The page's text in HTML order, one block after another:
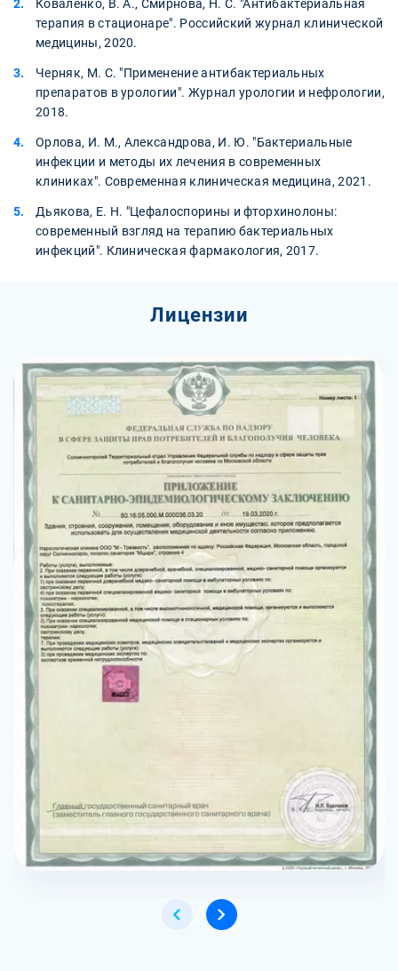
Коваленко, В. А., Смирнова, Н. С. "Антибактериальная
терапия в стационаре". Российский журнал клинической
медицины, 2020.
Черняк, М. С. "Применение антибактериальных
препаратов в урологии". Журнал урологии и нефрологии,
2018.
Орлова, И. М., Александрова, И. Ю. "Бактериальные
инфекции и методы их лечения в современных
клиниках". Современная клиническая медицина, 2021.
Дьякова, Е. Н. "Цефалоспорины и фторхинолоны:
современный взгляд на терапию бактериальных
инфекций". Клиническая фармакология, 2017.
Лицензии